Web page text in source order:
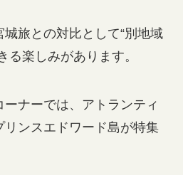
旅との対比として“別地域
る楽しみがあります。
ナーでは、アトランティ
リンスエドワード島が特集